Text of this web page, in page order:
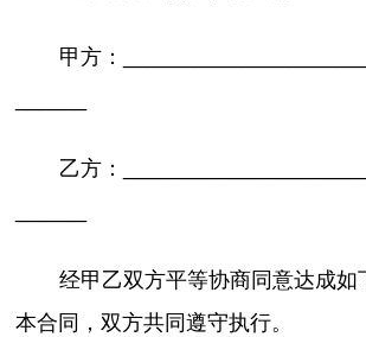
甲方：
乙方：
经甲乙双方平等协商同意达成如
本合同，双方共同遵守执行。